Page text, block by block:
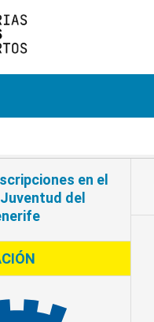
en el
del